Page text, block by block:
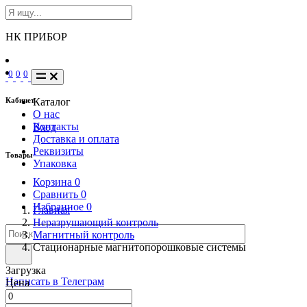
НК ПРИБОР
Кабинет
Вход
Товары
Корзина 0
Сравнить 0
Избранное 0
Написать в Телеграм
info@nkpribor.ru
0 0 0
Каталог
О нас
Контакты
Доставка и оплата
Реквизиты
Упаковка
Главная
Неразрушающий контроль
Магнитный контроль
Стационарные магнитопорошковые системы
Загрузка
Цена